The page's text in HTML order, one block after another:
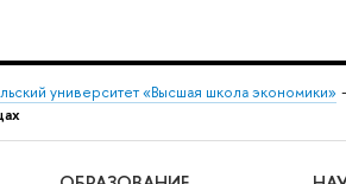
университет «Высшая школа экономики»